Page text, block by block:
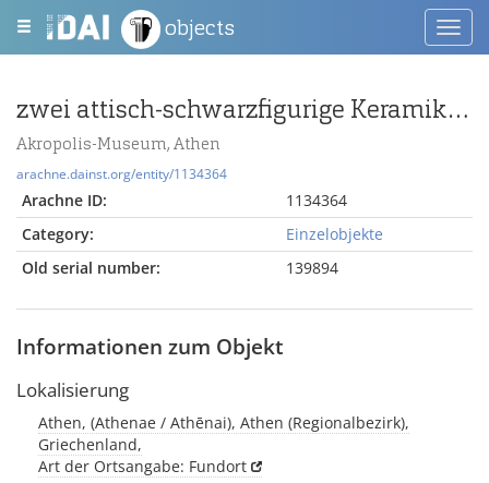
objects
zwei attisch-schwarzfigurige Keramikfragmente mit dem Dreifußraub des Herakles
Akropolis-Museum, Athen
arachne.dainst.org/entity/1134364
Arachne ID:
1134364
Category:
Einzelobjekte
Old serial number:
139894
Informationen zum Objekt
Lokalisierung
Athen, (Athenae / Athēnai), Athen (Regionalbezirk),
Griechenland,
Art der Ortsangabe: Fundort